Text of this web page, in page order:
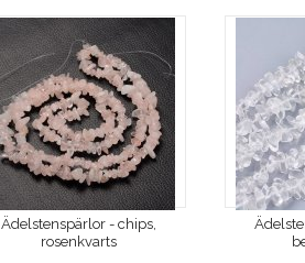
Ädelstenspärlor - chips,
rosenkvarts